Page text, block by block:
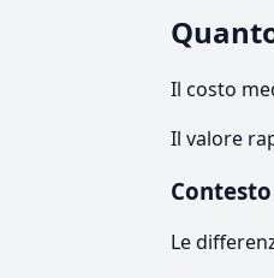
Il costo
Il valore
Le